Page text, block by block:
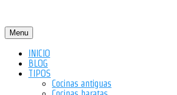
Menu
INICIO
BLOG
TIPOS
Cocinas antiguas